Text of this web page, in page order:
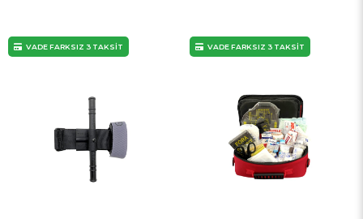
VADE FARKSIZ 3 TAKSİT VADE FARKSIZ 3 TAKSİT